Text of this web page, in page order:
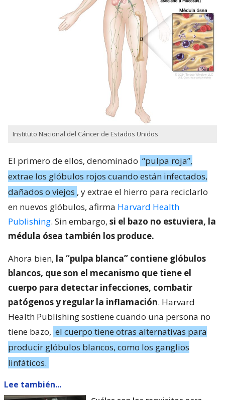
Instituto Nacional del Cáncer de Estados Unidos
El primero de ellos, denominado “pulpa roja”,
extrae los glóbulos rojos cuando están infectados,
dañados o viejos , y extrae el hierro para reciclarlo
en nuevos glóbulos, afirma Harvard Health
Publishing. Sin embargo, si el bazo no estuviera, la
médula ósea también los produce.
Ahora bien, la “pulpa blanca” contiene glóbulos
blancos, que son el mecanismo que tiene el
cuerpo para detectar infecciones, combatir
patógenos y regular la inflamación. Harvard
Health Publishing sostiene cuando una persona no
tiene bazo, el cuerpo tiene otras alternativas para
producir glóbulos blancos, como los ganglios
linfáticos.
Lee también...